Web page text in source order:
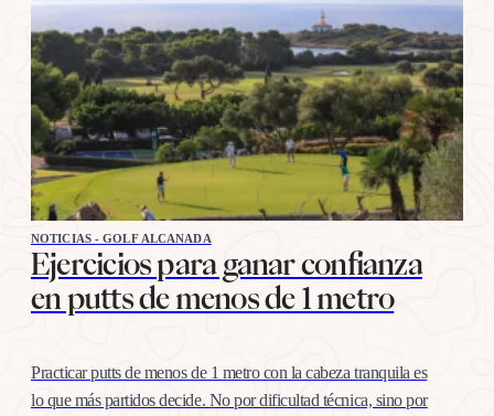
NOTICIAS - GOLF ALCANADA
Ejercicios para ganar confianza
en putts de menos de 1 metro
Practicar putts de menos de 1 metro con la cabeza tranquila es
lo que más partidos decide. No por dificultad técnica, sino por